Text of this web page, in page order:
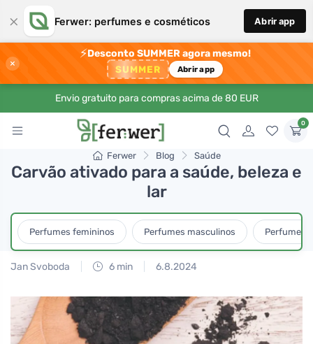
× Ferwer: perfumes e cosméticos Abrir app
×
⚡Desconto SUMMER agora mesmo!
SUMMER Abrir app
Envio gratuito para compras acima de 80 EUR
0
Ferwer Blog Saúde
Carvão ativado para a saúde, beleza e
lar
Perfumes femininos Perfumes masculinos Perfumes
Jan Svoboda 6 min 6.8.2024